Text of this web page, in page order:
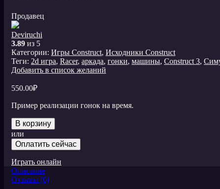
Продавец
Deviruchi
3.89 из 5
Категории: Игры Construct, Исходники Construct
Теги: 2d игра, Racer, аркада, гонки, машины, Сonstruct 3,
Добавить в список желаний
550.00₽
Пример реализации гонок на время.
В корзину
или
Оплатить сейчас
Играть онлайн
Описание
Отзывы (0)